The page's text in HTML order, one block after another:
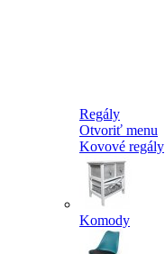
Regály
Otvoriť menu
Kovové regály
Komody